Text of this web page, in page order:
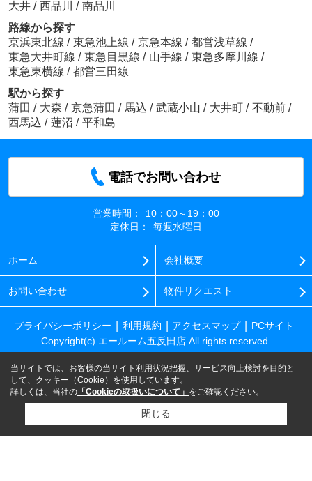
大井 / 西品川 / 南品川
路線から探す
京浜東北線 / 東急池上線 / 京急本線 / 都営浅草線 /
東急大井町線 / 東急目黒線 / 山手線 / 東急多摩川線 /
東急東横線 / 都営三田線
駅から探す
蒲田 / 大森 / 京急蒲田 / 馬込 / 武蔵小山 / 大井町 / 不動前 /
西馬込 / 蓮沼 / 平和島
電話でお問い合わせ
営業時間：
10：00～19：00
定休日：
毎週水曜日
ホーム 会社概要
お問い合わせ 物件リクエスト
プライバシーポリシー 利用規約 アクセスマップ
PCサイト
Copyright(c) エールーム五反田店 All rights reserved.
当サイトでは、お客様の当サイト利用状況把握、サービス向上検討を目的と
して、クッキー（Cookie）を使用しています。
詳しくは、当社の 「Cookieの取扱いについて」 をご確認ください。
閉じる